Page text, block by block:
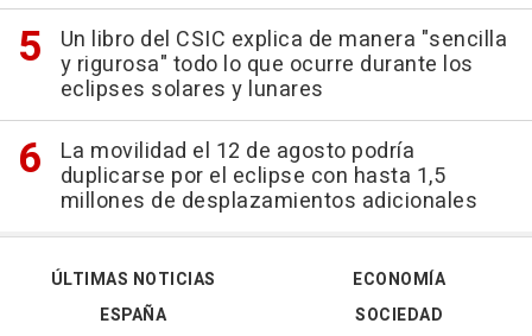
Un libro del CSIC explica de manera "sencilla
y rigurosa" todo lo que ocurre durante los
eclipses solares y lunares
La movilidad el 12 de agosto podría
duplicarse por el eclipse con hasta 1,5
millones de desplazamientos adicionales
ÚLTIMAS NOTICIAS
ESPAÑA
ECONOMÍA
SOCIEDAD